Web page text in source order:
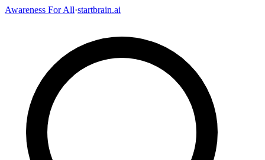
Awareness For All·startbrain.ai